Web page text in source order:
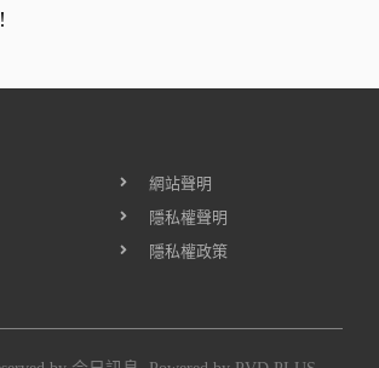
網站聲明
隱私權聲明
隱私權政策